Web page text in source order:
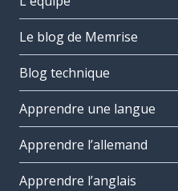
Le blog de Memrise
Blog technique
Apprendre une langue
Apprendre l’allemand
Apprendre l’anglais